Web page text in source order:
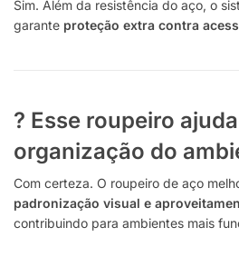
Sim. Além da resistência do aço, o
garante proteção extra contra
? Esse roupeiro
organização do
Com certeza. O roupeiro de aço
padronização visual e
contribuindo para ambientes mais